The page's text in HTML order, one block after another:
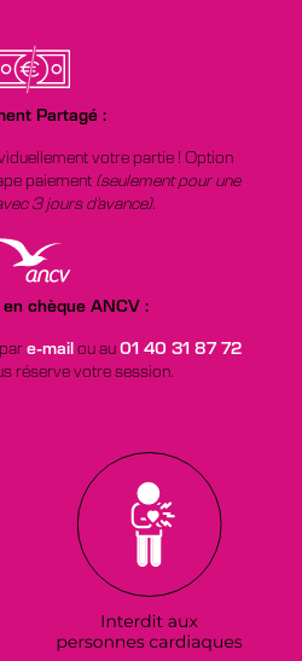
Partagé :
votre partie ! Option
paiement (seulement pour une
3 jours d’avance).
en chèque ANCV :
e-mail ou au 01 40 31 87 72
réserve votre session.